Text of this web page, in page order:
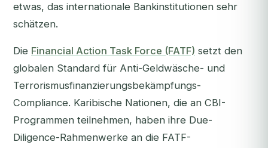
etwas, das internationale Bankinstitutionen sehr
schätzen.
Die Financial Action Task Force (FATF) setzt den
globalen Standard für Anti-Geldwäsche- und
Terrorismusfinanzierungsbekämpfungs-
Compliance. Karibische Nationen, die an CBI-
Programmen teilnehmen, haben ihre Due-
Diligence-Rahmenwerke an die FATF-